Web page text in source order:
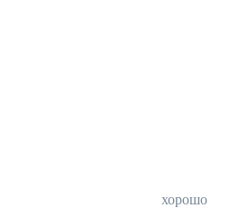
хорошо